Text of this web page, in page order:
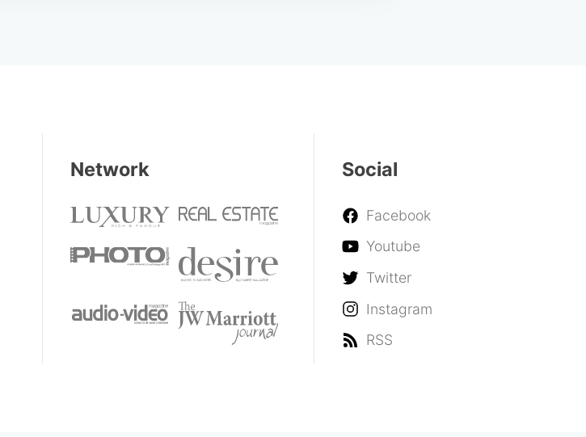
Network Social
Facebook
Youtube
Twitter
Instagram
RSS